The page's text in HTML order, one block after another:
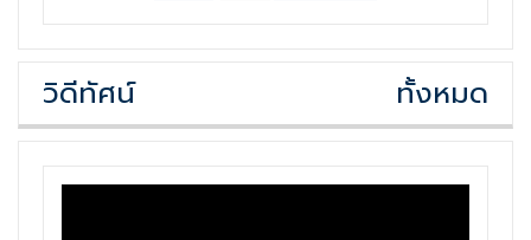
วิดีทัศน์ ทั้งหมด